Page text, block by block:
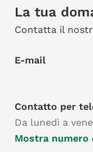
La tua
Contatta il
E-mail
Contatto per
Da lunedì a
Mostra numero